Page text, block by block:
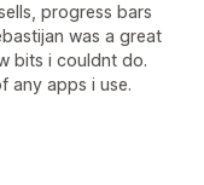
progress bars
was a great
bits i couldnt do.
any apps i use.